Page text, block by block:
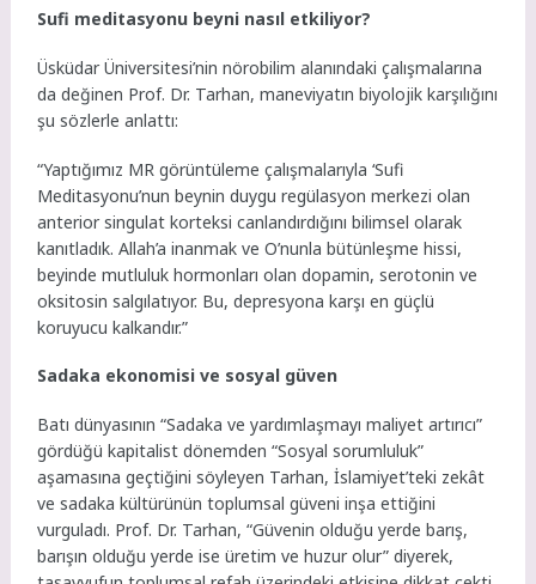
Sufi meditasyonu beyni nasıl etkiliyor?
Üsküdar Üniversitesi’nin nörobilim alanındaki çalışmalarına
da değinen Prof. Dr. Tarhan, maneviyatın biyolojik karşılığını
şu sözlerle anlattı:
“Yaptığımız MR görüntüleme çalışmalarıyla ‘Sufi
Meditasyonu’nun beynin duygu regülasyon merkezi olan
anterior singulat korteksi canlandırdığını bilimsel olarak
kanıtladık. Allah’a inanmak ve O’nunla bütünleşme hissi,
beyinde mutluluk hormonları olan dopamin, serotonin ve
oksitosin salgılatıyor. Bu, depresyona karşı en güçlü
koruyucu kalkandır.”
Sadaka ekonomisi ve sosyal güven
Batı dünyasının “Sadaka ve yardımlaşmayı maliyet artırıcı”
gördüğü kapitalist dönemden “Sosyal sorumluluk”
aşamasına geçtiğini söyleyen Tarhan, İslamiyet’teki zekât
ve sadaka kültürünün toplumsal güveni inşa ettiğini
vurguladı. Prof. Dr. Tarhan, “Güvenin olduğu yerde barış,
barışın olduğu yerde ise üretim ve huzur olur” diyerek,